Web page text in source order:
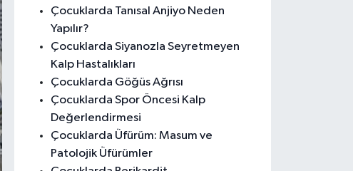
Çocuklarda Tanısal Anjiyo Neden
Yapılır?
Çocuklarda Siyanozla Seyretmeyen
Kalp Hastalıkları
Çocuklarda Göğüs Ağrısı
Çocuklarda Spor Öncesi Kalp
Değerlendirmesi
Çocuklarda Üfürüm: Masum ve
Patolojik Üfürümler